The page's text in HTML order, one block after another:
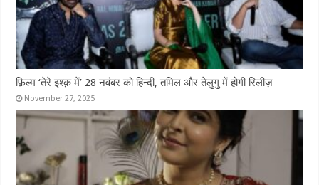
फ़िल्म ‘तेरे इश्क़ में’ 28 नवंबर को हिन्दी, तमिल और तेलुगु में होगी रिलीज़
November 27, 2025